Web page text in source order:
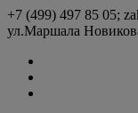
+7 (499) 497 85 05;
ул.Маршала